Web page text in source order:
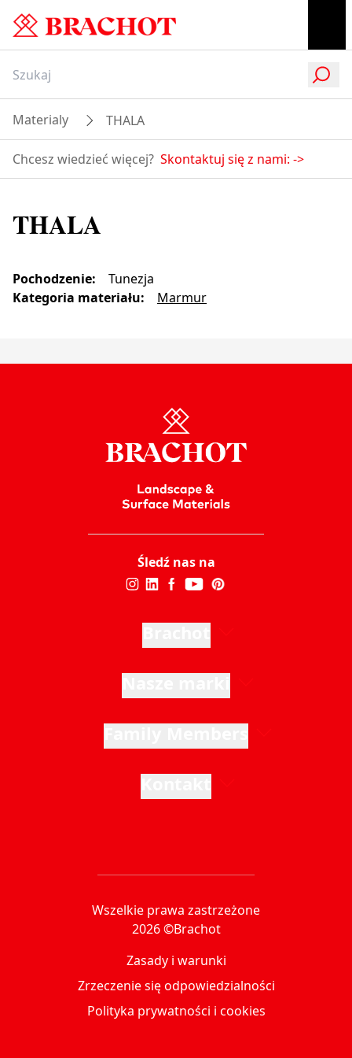
Materialy THALA
Chcesz wiedzieć więcej? Skontaktuj się z nami: ->
THALA
Pochodzenie:
Tunezja
Kategoria materiału: Marmur
Śledź nas na
Wszelkie prawa zastrzeżone
2026 ©Brachot
Zasady i warunki
Zrzeczenie się odpowiedzialności
Polityka prywatności i cookies